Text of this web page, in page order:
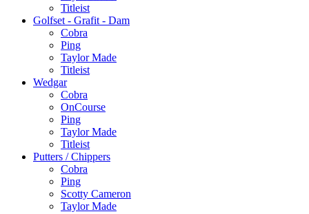
Titleist
Golfset - Grafit - Dam
Cobra
Ping
Taylor Made
Titleist
Wedgar
Cobra
OnCourse
Ping
Taylor Made
Titleist
Putters / Chippers
Cobra
Ping
Scotty Cameron
Taylor Made